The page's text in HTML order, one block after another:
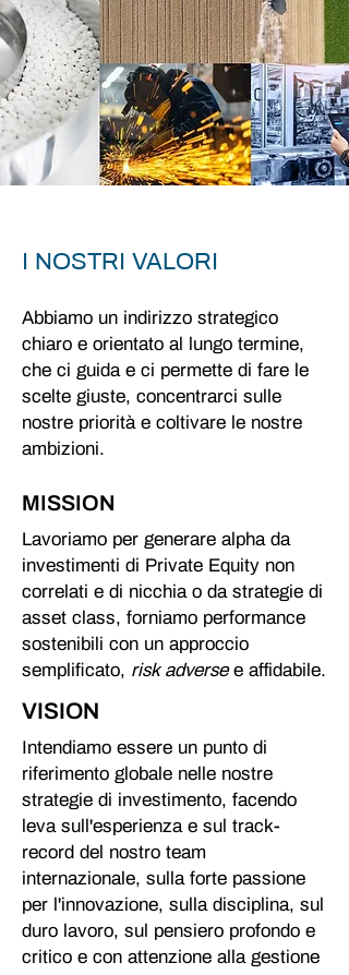
I NOSTRI VALORI
Abbiamo un indirizzo strategico
chiaro e orientato al lungo termine,
che ci guida e ci permette di fare le
scelte giuste, concentrarci sulle
nostre priorità e coltivare le nostre
ambizioni.
MISSION
Lavoriamo per generare alpha da
investimenti di Private Equity non
correlati e di nicchia o da strategie di
asset class, forniamo performance
sostenibili con un approccio
semplificato, risk adversee affidabile.
VISION
Intendiamo essere un punto di
riferimento globale nelle nostre
strategie di investimento, facendo
leva sull'esperienza e sul track-
record del nostro team
internazionale, sulla forte passione
per l'innovazione, sulla disciplina, sul
duro lavoro, sul pensiero profondo e
critico e con attenzione alla gestione